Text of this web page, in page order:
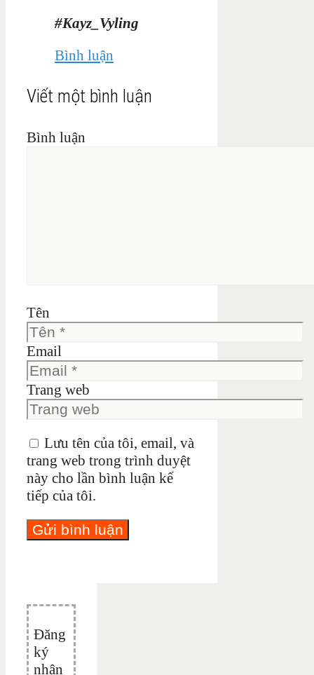
#Kayz_Vyling
Bình luận
Viết một bình luận
Bình luận
Tên
Email
Trang web
Lưu tên của tôi, email, và
trang web trong trình duyệt
này cho lần bình luận kế
tiếp của tôi.
Đăng
ký
nhận